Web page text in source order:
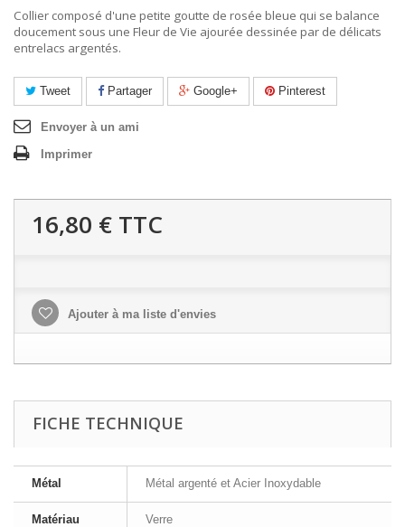
Collier composé d'une petite goutte de rosée bleue qui se balance
doucement sous une Fleur de Vie ajourée dessinée par de délicats
entrelacs argentés.
Tweet Partager Google+ Pinterest
Envoyer à un ami
Imprimer
16,80 € TTC
Ajouter à ma liste d'envies
FICHE TECHNIQUE
Métal Métal argenté et Acier Inoxydable
Matériau Verre